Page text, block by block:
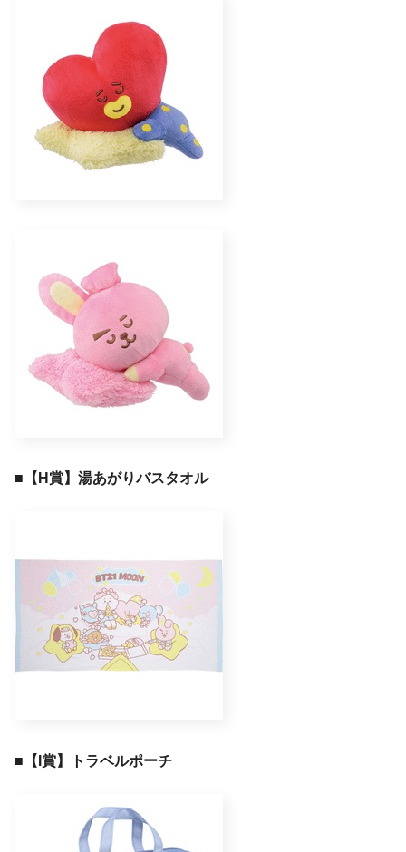
■ 【H賞】湯あがりバスタオル
■【I賞】トラベルポーチ